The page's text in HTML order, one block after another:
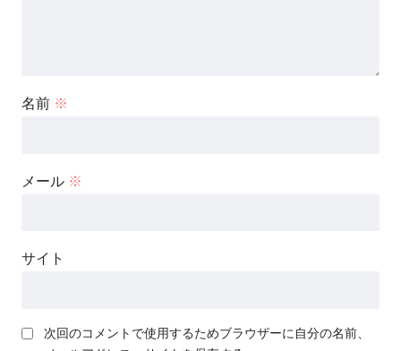
名前 ※
メール ※
サイト
次回のコメントで使用するためブラウザーに自分の名前、